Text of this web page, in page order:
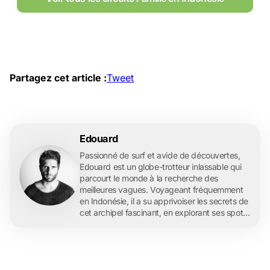
Partagez cet article :Tweet
Edouard
Passionné de surf et avide de découvertes,
Edouard est un globe-trotteur inlassable qui
parcourt le monde à la recherche des
meilleures vagues. Voyageant fréquemment
en Indonésie, il a su apprivoiser les secrets de
cet archipel fascinant, en explorant ses spots